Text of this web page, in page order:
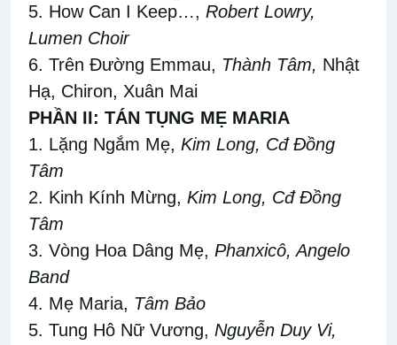
5. How Can I Keep…, Robert Lowry,
Lumen Choir
6. Trên Đường Emmau, Thành Tâm, Nhật
Hạ, Chiron, Xuân Mai
PHẦN II: TÁN TỤNG MẸ MARIA
1. Lặng Ngắm Mẹ, Kim Long, Cđ Đồng
Tâm
2. Kinh Kính Mừng, Kim Long, Cđ Đồng
Tâm
3. Vòng Hoa Dâng Mẹ, Phanxicô,Angelo
Band
4. Mẹ Maria, Tâm Bảo
5. Tung Hô Nữ Vương, Nguyễn Duy Vi,